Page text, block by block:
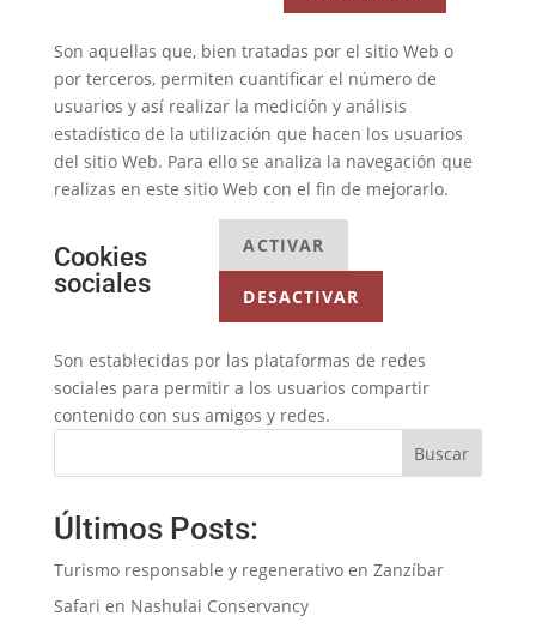
Son aquellas que, bien tratadas por el sitio Web o
por terceros, permiten cuantificar el número de
usuarios y así realizar la medición y análisis
estadístico de la utilización que hacen los usuarios
del sitio Web. Para ello se analiza la navegación que
realizas en este sitio Web con el fin de mejorarlo.
Cookies
sociales
ACTIVAR
DESACTIVAR
Son establecidas por las plataformas de redes
sociales para permitir a los usuarios compartir
contenido con sus amigos y redes.
Buscar
Últimos Posts:
Turismo responsable y regenerativo en Zanzíbar
Safari en Nashulai Conservancy